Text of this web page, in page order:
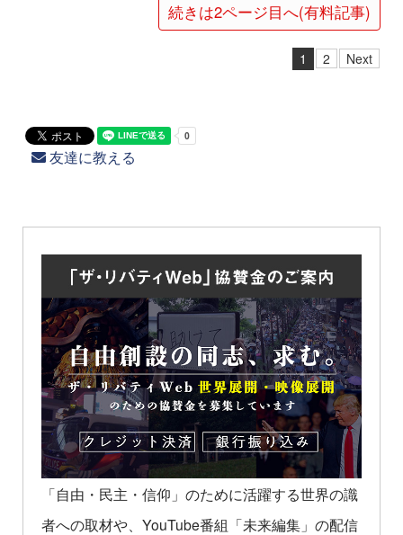
続きは2ページ目へ(有料記事)
1 2 Next
友達に教える
「自由・民主・信仰」のために活躍する世界の識
者への取材や、YouTube番組「未来編集」の配信